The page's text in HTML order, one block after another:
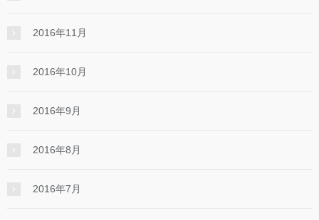
2016年11月
2016年10月
2016年9月
2016年8月
2016年7月